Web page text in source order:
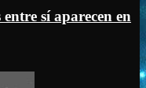
sí aparecen en